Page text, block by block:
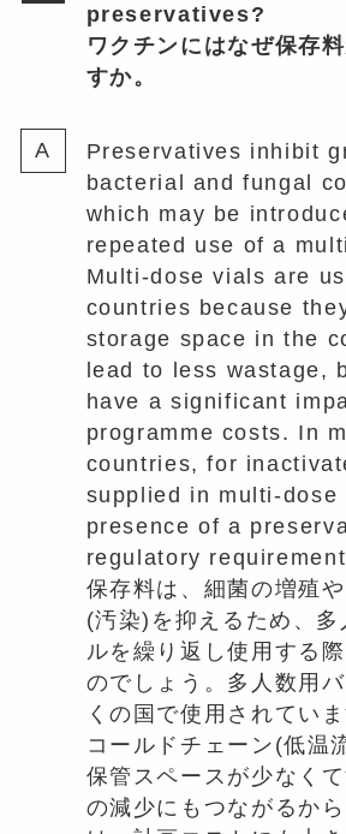
preservatives?
ワクチンにはなぜ保存
すか。
Preservatives inhibit
bacterial and fungal
which may be
repeated use of a
Multi-dose vials are
countries because
storage space in the
lead to less wastage,
have a significant
programme costs. In
countries, for
supplied in multi-dose
presence of a
regulatory
保存料は、細菌の増殖
(汚染)を抑えるため、多
ルを繰り返し使用する
のでしょう。多人数用
くの国で使用されてい
コールドチェーン(低温
保管スペースが少なく
の減少にもつながるか